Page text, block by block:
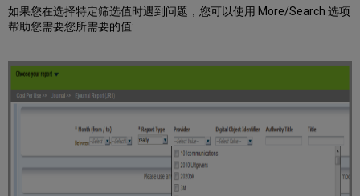
如果您在选择特定筛选值时遇到问题，您可以使用 More/Search 选项
帮助您需要您所需要的值: